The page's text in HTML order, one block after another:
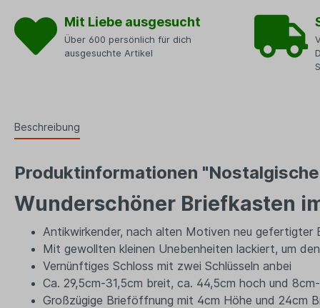
Mit Liebe ausgesucht
Über 600 persönlich für dich
ausgesuchte Artikel
Beschreibung
Produktinformationen
Wunderschöner Briefkasten
Antikwirkender, nach alten Motiven neu gefertigter
Mit gewollten kleinen Unebenheiten lackiert, um
Vernünftiges Schloss mit zwei Schlüsseln anbei
Ca. 29,5cm-31,5cm breit, ca. 44,5cm hoch und
Großzügige Brieföffnung mit 4cm Höhe und 24cm